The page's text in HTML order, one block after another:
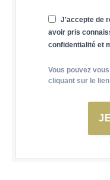
J'accepte de
avoir pris
confidentialité et
Vous pouvez
cliquant sur le